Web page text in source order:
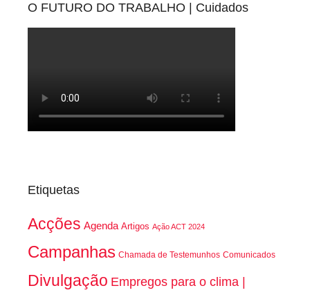
O FUTURO DO TRABALHO | Cuidados
Etiquetas
Acções Agenda Artigos Ação ACT 2024
Campanhas Chamada de Testemunhos Comunicados
Divulgação Empregos para o clima |